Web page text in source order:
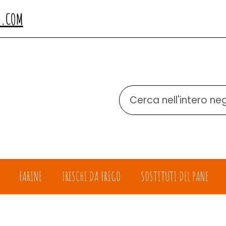
Cerca
Prodotto
FARINE FRESCHI DA FRIGO SOSTITUTI DEL PANE